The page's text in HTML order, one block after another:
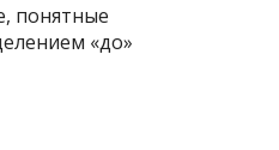
понятные
«до»